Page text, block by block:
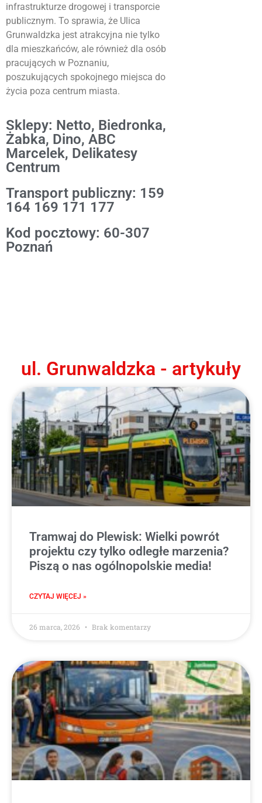
infrastrukturze drogowej i transporcie
publicznym. To sprawia, że Ulica
Grunwaldzka jest atrakcyjna nie tylko
dla mieszkańców, ale również dla osób
pracujących w Poznaniu,
poszukujących spokojnego miejsca do
życia poza centrum miasta.
Sklepy: Netto, Biedronka,
Żabka, Dino, ABC
Marcelek, Delikatesy
Centrum
Transport publiczny: 159
164 169 171 177
Kod pocztowy: 60-307
Poznań
ul. Grunwaldzka - artykuły
Tramwaj do Plewisk: Wielki powrót
projektu czy tylko odległe marzenia?
Piszą o nas ogólnopolskie media!
CZYTAJ WIĘCEJ »
26 marca, 2026 Brak komentarzy